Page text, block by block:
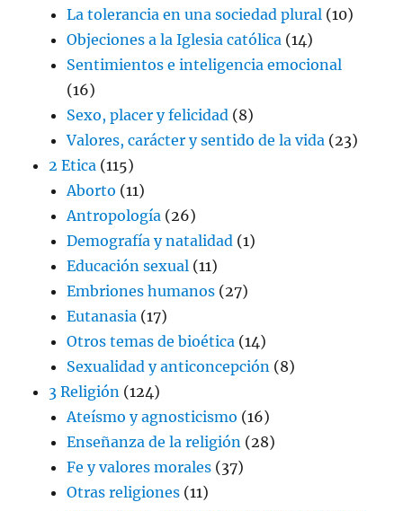
La tolerancia en una sociedad plural (10)
Objeciones a la Iglesia católica (14)
Sentimientos e inteligencia emocional
(16)
Sexo, placer y felicidad (8)
Valores, carácter y sentido de la vida (23)
2 Etica (115)
Aborto (11)
Antropología (26)
Demografía y natalidad (1)
Educación sexual (11)
Embriones humanos (27)
Eutanasia (17)
Otros temas de bioética (14)
Sexualidad y anticoncepción (8)
3 Religión (124)
Ateísmo y agnosticismo (16)
Enseñanza de la religión (28)
Fe y valores morales (37)
Otras religiones (11)